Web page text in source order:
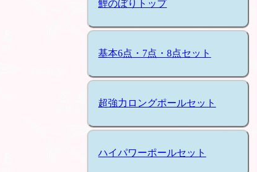
鯉のぼりトップ
基本6点・7点・8点セット
超強力ロングポールセット
ハイパワーポールセット